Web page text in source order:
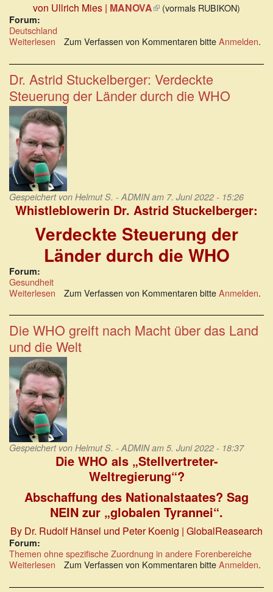
von Ullrich Mies | MANOVA(Link(vormals RUBIKON)
Forum:
Deutschland
Weiterlesen über
für
Bürger
Zum Verfassen von Kommentaren bitteAnmelden.
Dr. Astrid Stuckelberger: Verdeckte
Steuerung der Länder durch die WHO
Gespeichert von Helmut S. - ADMINam 7. Juni 2022 - 15:26
Whistleblowerin Dr. Astrid Stuckelberger:
Verdeckte Steuerung der
Länder durch die WHO
Forum:
Gesundheit
Weiterlesen über
Astrid
Stuckelberger:
Verdeckte
Steuerung
der
Länder
durch
die
WHO
Zum Verfassen von Kommentaren bitteAnmelden.
Die WHO greift nach Macht über das Land
und die Welt
Gespeichert von Helmut S. - ADMINam 5. Juni 2022 - 18:37
Die WHO als „Stellvertreter-
Weltregierung“?
Abschaffung des Nationalstaates? Sag
NEIN zur „globalen Tyrannei“.
By Dr. Rudolf Hänsel und Peter Koenig | GlobalReasearch
Forum:
Themen ohne spezifische Zuordnung in andere Forenbereiche
Weiterlesen über
WHO
Zum Verfassen von Kommentaren bitteAnmelden.